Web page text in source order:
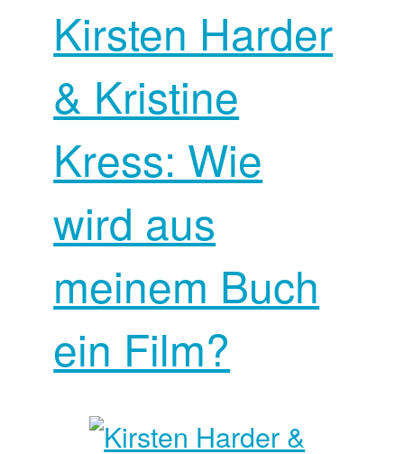
Kirsten Harder
& Kristine
Kress: Wie
wird aus
meinem Buch
ein Film?